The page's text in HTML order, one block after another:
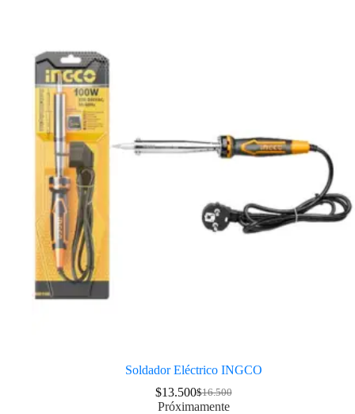
Soldador Eléctrico INGCO
$16.500
$13.500
Próximamente